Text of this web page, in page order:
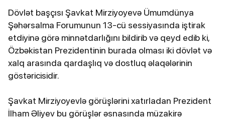
Dövlət başçısı Şavkat Mirziyoyevə Ümumdünya
Şəhərsalma Forumunun 13-cü sessiyasında iştirak
etdiyinə görə minnətdarlığını bildirib və qeyd edib ki,
Özbəkistan Prezidentinin burada olması iki dövlət və
xalq arasında qardaşlıq və dostluq əlaqələrinin
göstəricisidir.
Şavkat Mirziyoyevlə görüşlərini xatırladan Prezident
İlham Əliyev bu görüşlər əsnasında müzakirə